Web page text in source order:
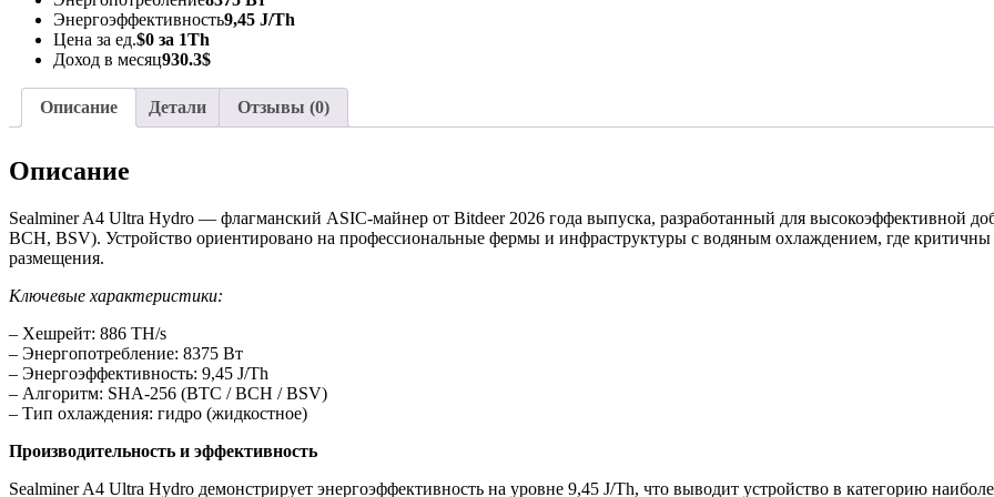
Энергоэффективность9,45 J/Th
Цена за ед.$0 за 1Th
Доход в месяц930.3$
Описание Детали Отзывы (0)
Описание
Sealminer A4 Ultra Hydro — флагманский ASIC-майнер от Bitdeer 2026 года выпуска, разработанный для высокоэффективной
BCH, BSV). Устройство ориентировано на профессиональные фермы и инфраструктуры с водяным охлаждением, где критичны
размещения.
Ключевые характеристики:
– Хешрейт: 886 TH/s
– Энергопотребление: 8375 Вт
– Энергоэффективность: 9,45 J/Th
– Алгоритм: SHA-256 (BTC / BCH / BSV)
– Тип охлаждения: гидро (жидкостное)
Производительность и эффективность
Sealminer A4 Ultra Hydro демонстрирует энергоэффективность на уровне 9,45 J/Th, что выводит устройство в категорию